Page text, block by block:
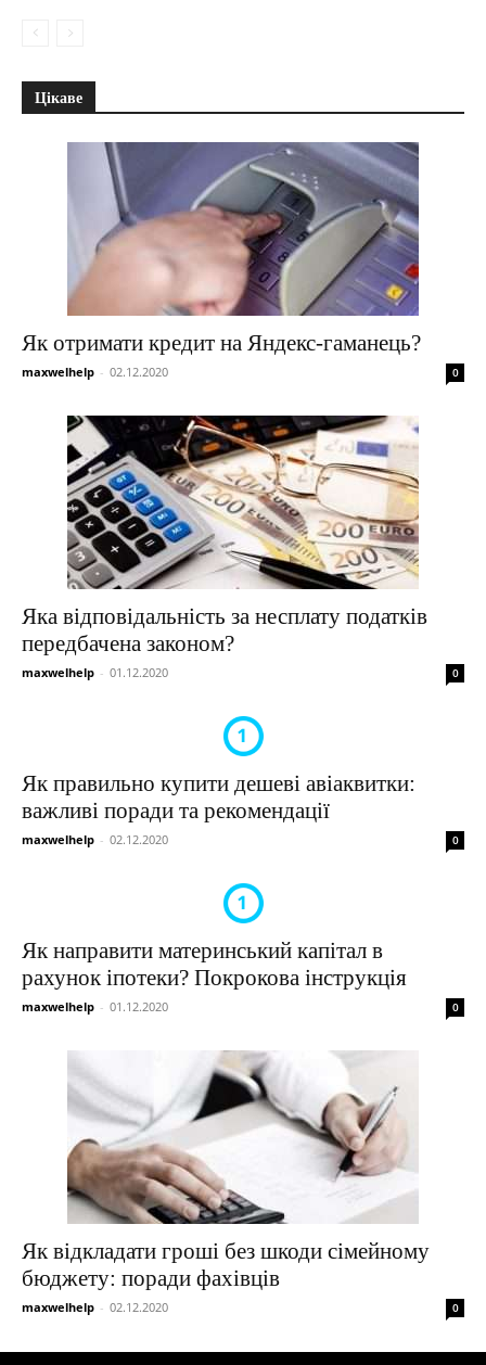
Цікаве
Як отримати кредит на Яндекс-гаманець?
maxwelhelp - 02.12.2020 0
Яка відповідальність за несплату податків
передбачена законом?
maxwelhelp - 01.12.2020 0
Як правильно купити дешеві авіаквитки:
важливі поради та рекомендації
maxwelhelp - 02.12.2020 0
Як направити материнський капітал в
рахунок іпотеки? Покрокова інструкція
maxwelhelp - 01.12.2020 0
Як відкладати гроші без шкоди сімейному
бюджету: поради фахівців
maxwelhelp - 02.12.2020 0